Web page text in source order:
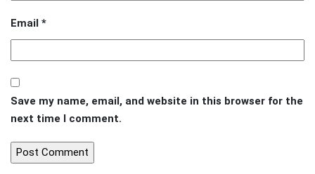
Email *
Save my name, email, and website in this browser for the
next time I comment.